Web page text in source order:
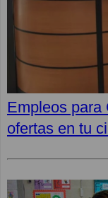
Empleos para
ofertas en tu